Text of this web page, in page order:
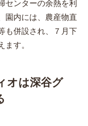
センターの余熱を利
園内には、農産物直
も併設され、７月下
ます。
オは深谷グ